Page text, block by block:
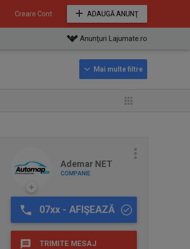
Creare Cont ADAUGĂ ANUNŢ
Anunţuri Lajumate.ro
Ademar NET
COMPANIE
07xx - AFIŞEAZĂ
TRIMITE MESAJ